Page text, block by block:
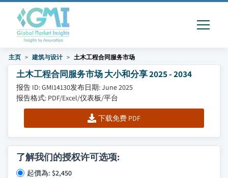
主页 建筑与设计 土木工程合同服务市场
土木工程合同服务市场 大小和分享 2025 - 2034
报告 ID: GMI14130发布日期: June 2025
报告格式: PDF/Excel/仪表板/平台
下载免费 PDF
了解我们的授权许可选项:
起價為: $2,450